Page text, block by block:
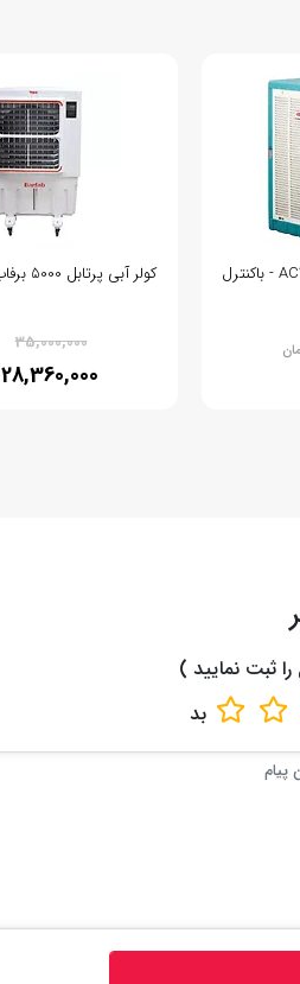
کولر آبی پرتابل 5000 برفاب مدل +BF5-O
35,000,000
28,360,000
ثبت نمایید )
بد